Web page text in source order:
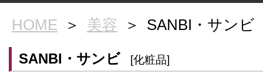
HOME ＞ 美容 ＞ SANBI・サンビ
SANBI・サンビ [化粧品]